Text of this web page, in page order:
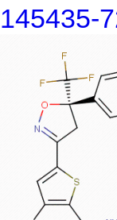
145435-